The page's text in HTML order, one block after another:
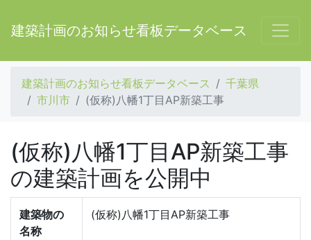
建築計画のお知らせ看板データベース
建築計画のお知らせ看板データベース
千葉県
市川市
(仮称)八幡1丁目AP新築工事
(仮称)八幡1丁目AP新築工事
の建築計画を公開中
建築物の
名称
(仮称)八幡1丁目AP新築工事